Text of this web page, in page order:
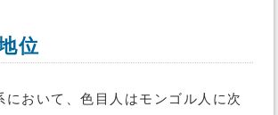
位
において、色目人はモンゴル人に次